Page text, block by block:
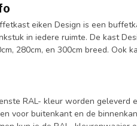
eiken Design is een
in iedere ruimte. De kast
280cm, en 300cm breed.
RAL- kleur worden geleverd
voor buitenkant en de